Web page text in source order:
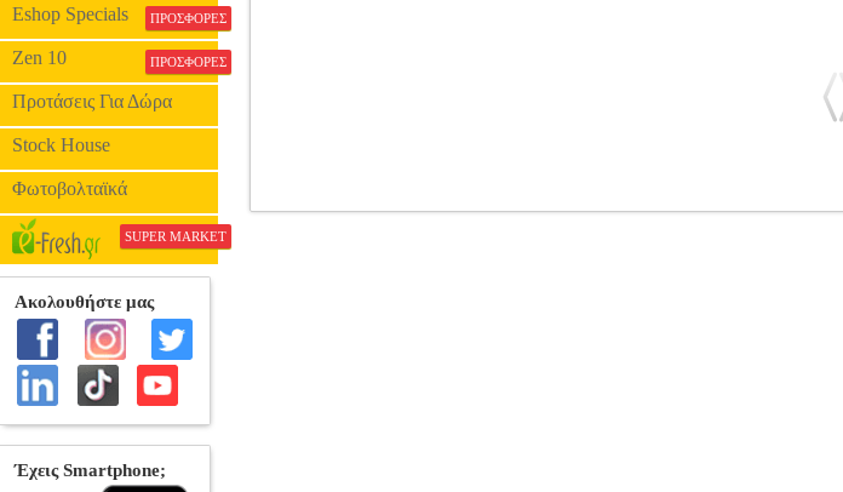
Eshop Specials ΠΡΟΣΦΟΡΕΣ
Zen 10 ΠΡΟΣΦΟΡΕΣ
Προτάσεις Για Δώρα
Stock House
Φωτοβολταϊκά
SUPER MARKET